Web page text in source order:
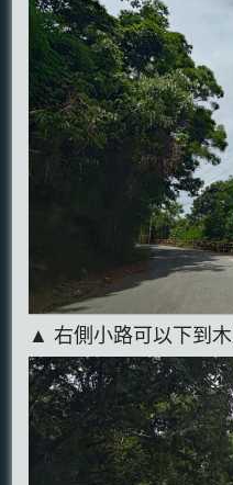
▲ 右側小路可以下到木